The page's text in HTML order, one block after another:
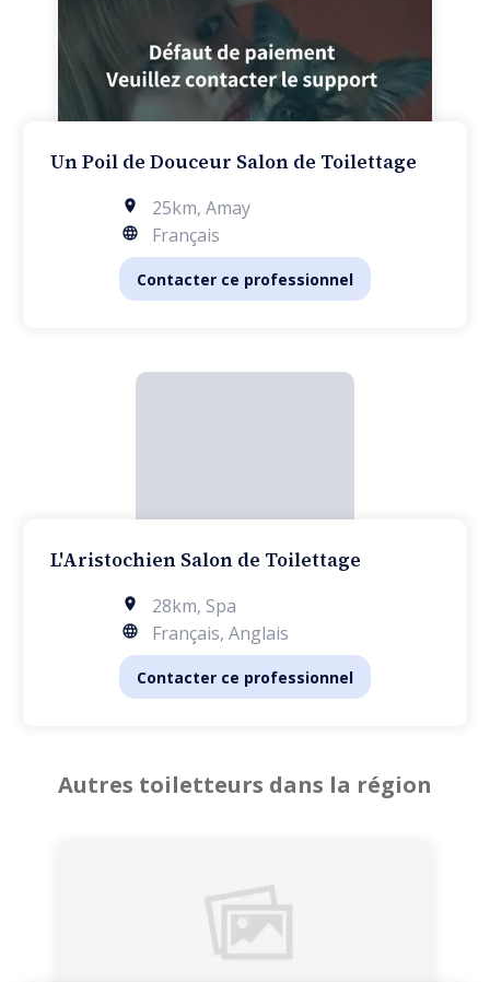
Un Poil de Douceur Salon de Toilettage
25km, Amay
Français
Contacter ce professionnel
L'Aristochien Salon de Toilettage
28km, Spa
Français, Anglais
Contacter ce professionnel
Autres toiletteurs dans la région